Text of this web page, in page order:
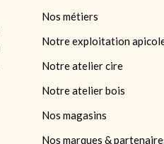
Nos métiers
Notre exploitation
Notre atelier cire
Notre atelier bois
Nos magasins
Nos marques &